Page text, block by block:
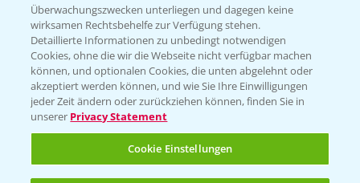
Folgen Sie uns
Überwachungszwecken unterliegen und dagegen keine
wirksamen Rechtsbehelfe zur Verfügung stehen.
Detaillierte Informationen zu unbedingt notwendigen
Cookies, ohne die wir die Webseite nicht verfügbar machen
können, und optionalen Cookies, die unten abgelehnt oder
akzeptiert werden können, und wie Sie Ihre Einwilligungen
jeder Zeit ändern oder zurückziehen können, finden Sie in
unserer Privacy Statement
Cookie Einstellungen